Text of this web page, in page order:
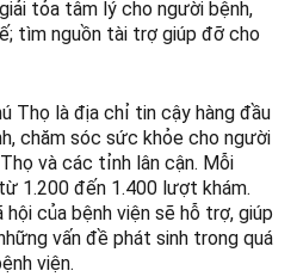
tỏa tâm lý cho người bệnh,
tìm nguồn tài trợ giúp đỡ cho
Thọ là địa chỉ tin cậy hàng đầu
chăm sóc sức khỏe cho người
và các tỉnh lân cận. Mỗi
1.200 đến 1.400 lượt khám.
của bệnh viện sẽ hỗ trợ, giúp
vấn đề phát sinh trong quá
viện.